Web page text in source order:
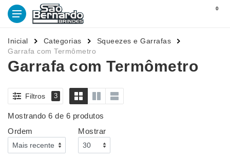
0
Inicial Categorias
Squeezes e Garrafas
Garrafa com Termômetro
Garrafa com Termômetro
Filtros 3
Mostrando 6 de 6 produtos
Ordem
Mostrar